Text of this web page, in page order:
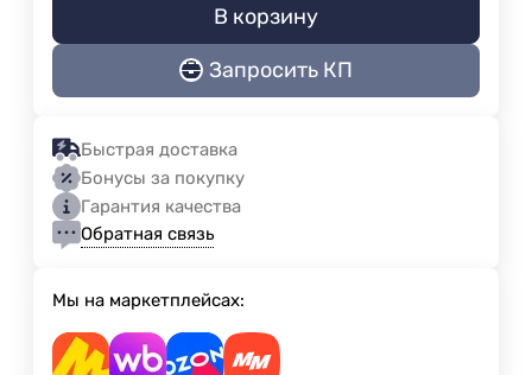
В корзину
Запросить КП
Быстрая доставка
Бонусы за покупку
Гарантия качества
Обратная связь
Мы на маркетплейсах: